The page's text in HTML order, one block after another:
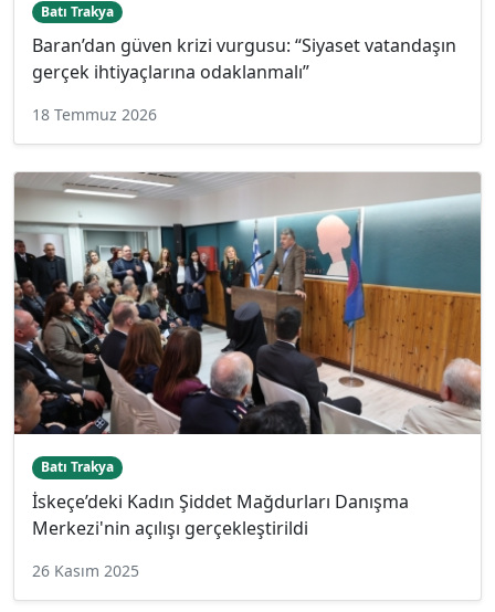
Batı Trakya
Baran’dan güven krizi vurgusu: “Siyaset vatandaşın
gerçek ihtiyaçlarına odaklanmalı”
18 Temmuz 2026
Batı Trakya
İskeçe’deki Kadın Şiddet Mağdurları Danışma
Merkezi'nin açılışı gerçekleştirildi
26 Kasım 2025